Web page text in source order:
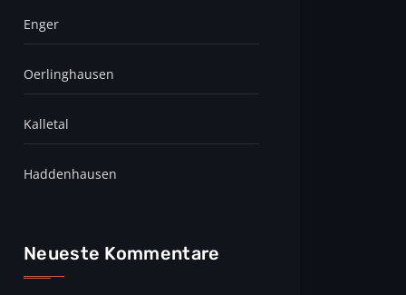
Enger
Oerlinghausen
Kalletal
Haddenhausen
Neueste Kommentare